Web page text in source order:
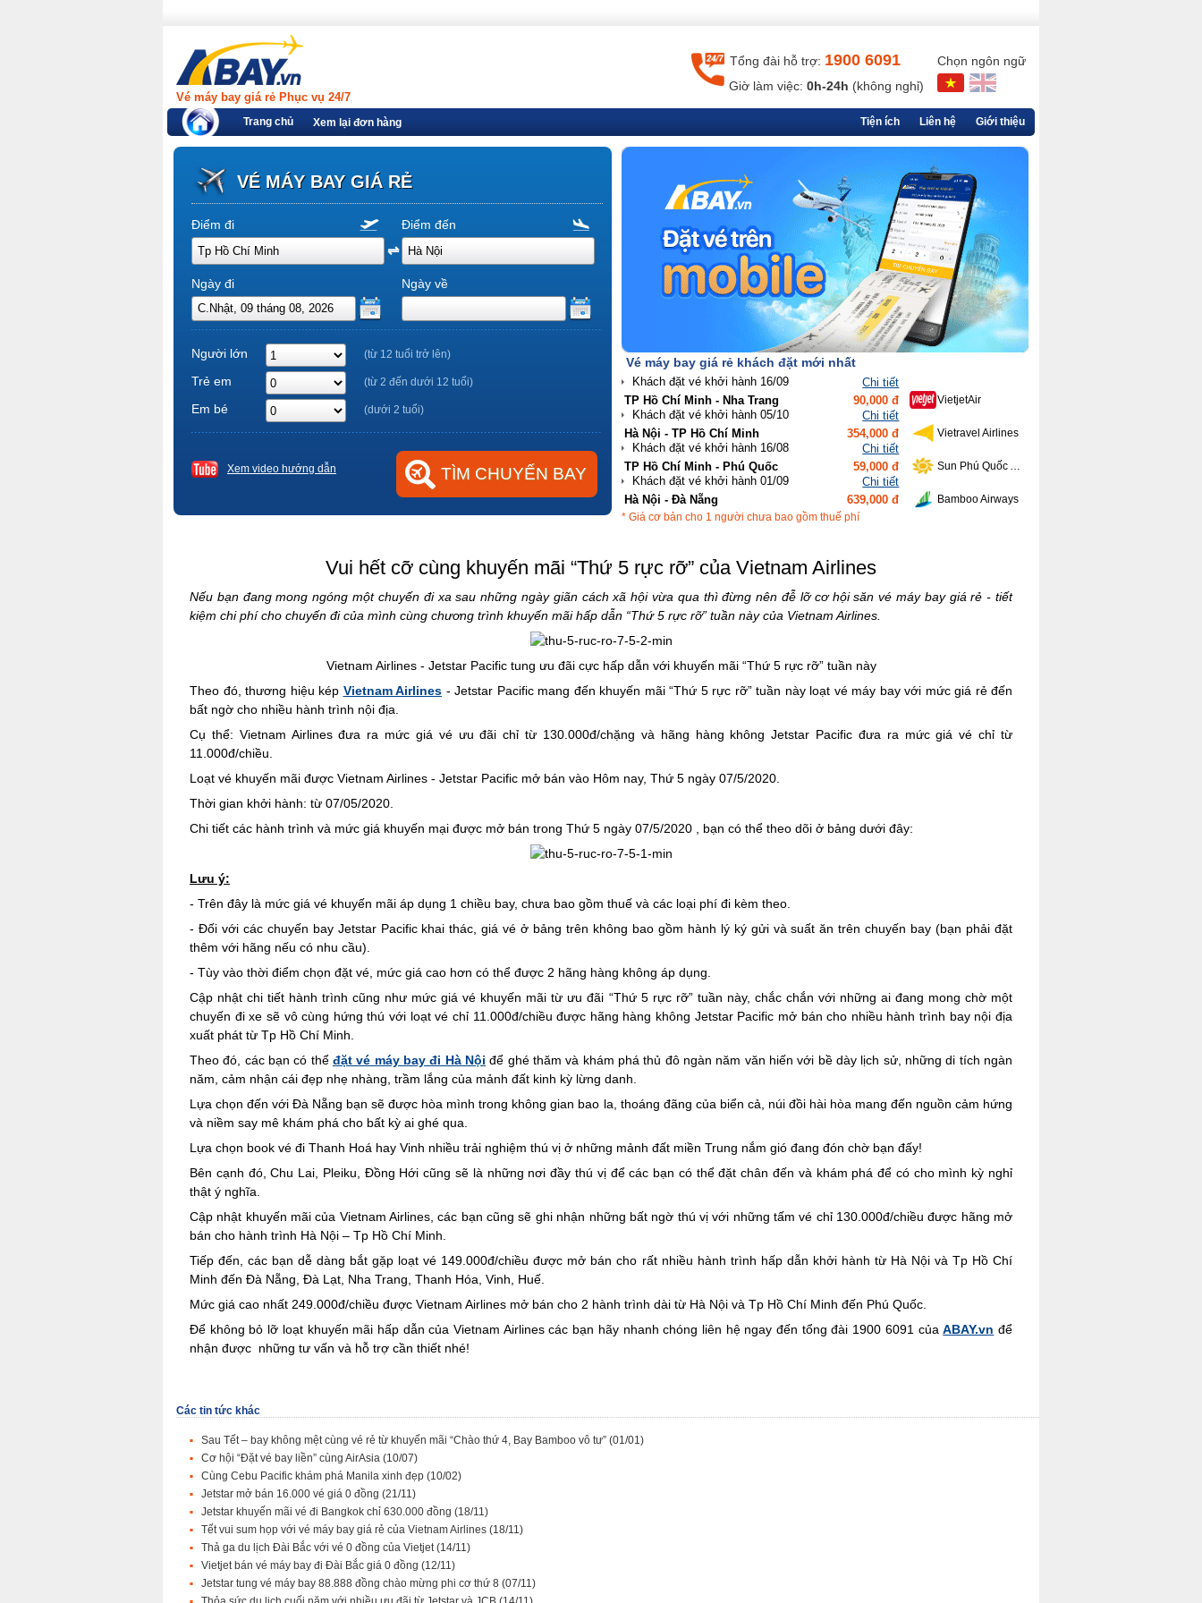
Vé máy bay giá rẻ Phục vụ 24/7
Tổng đài hỗ trợ: 1900 6091
Giờ làm việc: 0h-24h (không nghỉ)
Chọn ngôn ngữ
Trang chủ Xem lại đơn hàng Giới thiệu
Liên hệ
Tiện ích
VÉ MÁY BAY GIÁ RẺ
Điểm đi Điểm đến
Ngày đi Ngày về
Người lớn (từ 12 tuổi trở lên)
Trẻ em (từ 2 đến dưới 12 tuổi)
Em bé (dưới 2 tuổi)
Xem video hướng dẫn
Vé máy bay giá rẻ khách đặt mới nhất
TP Hồ Chí Minh - Nha Trang 90,000 đ
Chi tiết
VietjetAir
Hà Nội - TP Hồ Chí Minh 354,000 đ
Chi tiết
Vietravel Airlines
TP Hồ Chí Minh - Phú Quốc 59,000 đ
Chi tiết
Sun Phú Quốc Airways
Hà Nội - Đà Nẵng 639,000 đ
Chi tiết
Bamboo Airways
* Giá cơ bản cho 1 người chưa bao gồm thuế phí
Vui hết cỡ cùng khuyến mãi “Thứ 5 rực rỡ” của Vietnam Airlines
Nếu bạn đang mong ngóng một chuyến đi xa sau những ngày giãn cách xã hội vừa qua thì đừng nên đễ lỡ cơ hội săn vé máy bay giá rẻ - tiết
kiệm chi phí cho chuyến đi của mình cùng chương trình khuyến mãi hấp dẫn “Thứ 5 rực rỡ” tuần này của Vietnam Airlines.
Vietnam Airlines - Jetstar Pacific tung ưu đãi cực hấp dẫn với khuyến mãi “Thứ 5 rực rỡ” tuần này
Theo đó, thương hiệu kép Vietnam Airlines - Jetstar Pacific mang đến khuyến mãi “Thứ 5 rực rỡ” tuần này loạt vé máy bay với mức giá rẻ đến
bất ngờ cho nhiều hành trình nội địa.
Cụ thể: Vietnam Airlines đưa ra mức giá vé ưu đãi chỉ từ 130.000đ/chặng và hãng hàng không Jetstar Pacific đưa ra mức giá vé chỉ từ
11.000đ/chiều.
Loạt vé khuyến mãi được Vietnam Airlines - Jetstar Pacific mở bán vào Hôm nay, Thứ 5 ngày 07/5/2020.
Thời gian khởi hành: từ 07/05/2020.
Chi tiết các hành trình và mức giá khuyến mại được mở bán trong Thứ 5 ngày 07/5/2020 , bạn có thể theo dõi ở bảng dưới đây:
Lưu ý:
- Trên đây là mức giá vé khuyến mãi áp dụng 1 chiều bay, chưa bao gồm thuế và các loại phí đi kèm theo.
- Đối với các chuyến bay Jetstar Pacific khai thác, giá vé ở bảng trên không bao gồm hành lý ký gửi và suất ăn trên chuyến bay (bạn phải đặt
thêm với hãng nếu có nhu cầu).
- Tùy vào thời điểm chọn đặt vé, mức giá cao hơn có thể được 2 hãng hàng không áp dụng.
Cập nhật chi tiết hành trình cũng như mức giá vé khuyến mãi từ ưu đãi “Thứ 5 rực rỡ” tuần này, chắc chắn với những ai đang mong chờ một
chuyến đi xe sẽ vô cùng hứng thú với loạt vé chỉ 11.000đ/chiều được hãng hàng không Jetstar Pacific mở bán cho nhiều hành trình bay nội địa
xuất phát từ Tp Hồ Chí Minh.
Theo đó, các bạn có thể đặt vé máy bay đi Hà Nội để ghé thăm và khám phá thủ đô ngàn năm văn hiến với bề dày lịch sử, những di tích ngàn
năm, cảm nhận cái đẹp nhẹ nhàng, trầm lắng của mảnh đất kinh kỳ lừng danh.
Lựa chọn đến với Đà Nẵng bạn sẽ được hòa mình trong không gian bao la, thoáng đãng của biển cả, núi đồi hài hòa mang đến nguồn cảm hứng
và niềm say mê khám phá cho bất kỳ ai ghé qua.
Lựa chọn book vé đi Thanh Hoá hay Vinh nhiều trải nghiệm thú vị ở những mảnh đất miền Trung nắm gió đang đón chờ bạn đấy!
Bên cạnh đó, Chu Lai, Pleiku, Đồng Hới cũng sẽ là những nơi đầy thú vị để các bạn có thể đặt chân đến và khám phá để có cho mình kỳ nghỉ
thật ý nghĩa.
Cập nhật khuyến mãi của Vietnam Airlines, các bạn cũng sẽ ghi nhận những bất ngờ thú vị với những tấm vé chỉ 130.000đ/chiều được hãng mở
bán cho hành trình Hà Nội – Tp Hồ Chí Minh.
Tiếp đến, các bạn dễ dàng bắt gặp loạt vé 149.000đ/chiều được mở bán cho rất nhiều hành trình hấp dẫn khởi hành từ Hà Nội và Tp Hồ Chí
Minh đến Đà Nẵng, Đà Lạt, Nha Trang, Thanh Hóa, Vinh, Huế.
Mức giá cao nhất 249.000đ/chiều được Vietnam Airlines mở bán cho 2 hành trình dài từ Hà Nội và Tp Hồ Chí Minh đến Phú Quốc.
Để không bỏ lỡ loạt khuyến mãi hấp dẫn của Vietnam Airlines các bạn hãy nhanh chóng liên hệ ngay đến tổng đài 1900 6091 củaABAY.vn để
nhận được những tư vấn và hỗ trợ cần thiết nhé!
Các tin tức khác
Sau Tết – bay không mệt cùng vé rẻ từ khuyến mãi “Chào thứ 4, Bay Bamboo vô tư” (01/01)
Cơ hội “Đặt vé bay liền” cùng AirAsia (10/07)
Cùng Cebu Pacific khám phá Manila xinh đẹp (10/02)
Jetstar mở bán 16.000 vé giá 0 đồng (21/11)
Jetstar khuyến mãi vé đi Bangkok chỉ 630.000 đồng (18/11)
Tết vui sum họp với vé máy bay giá rẻ của Vietnam Airlines (18/11)
Thả ga du lịch Đài Bắc với vé 0 đồng của Vietjet(14/11)
Vietjet bán vé máy bay đi Đài Bắc giá 0 đồng (12/11)
Jetstar tung vé máy bay 88.888 đồng chào mừng phi cơ thứ 8 (07/11)